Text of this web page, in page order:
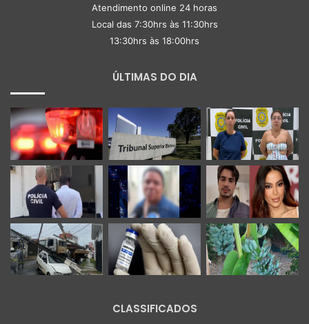
Atendimento online 24 horas
Local das 7:30hrs às 11:30hrs
13:30hrs às 18:00hrs
ÚLTIMAS DO DIA
CLASSIFICADOS